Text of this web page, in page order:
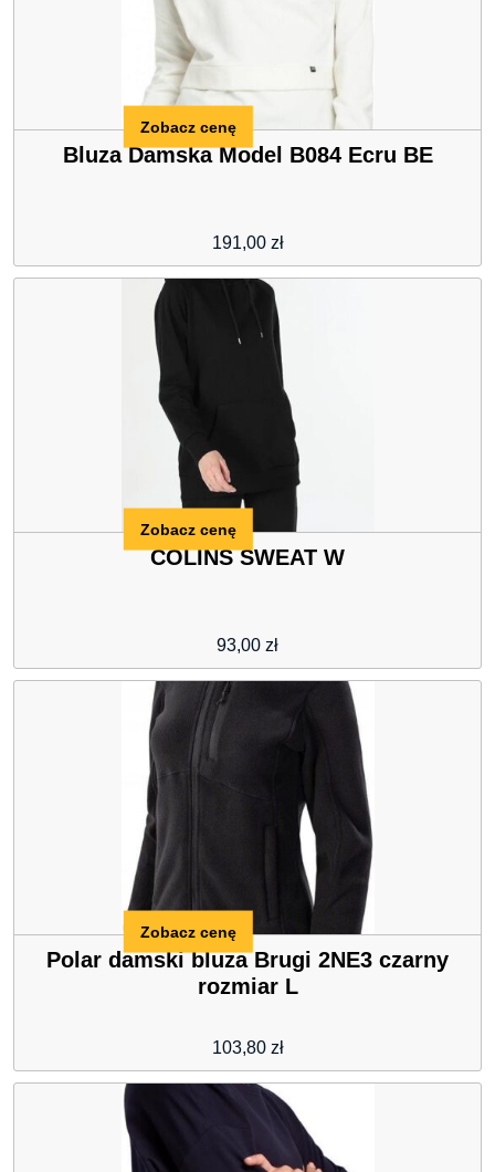
Bluza Damska Model B084 Ecru BE
191,00 zł
Zobacz cenę
COLINS SWEAT W
93,00 zł
Zobacz cenę
Polar damski bluza Brugi 2NE3 czarny
rozmiar L
103,80 zł
Zobacz cenę